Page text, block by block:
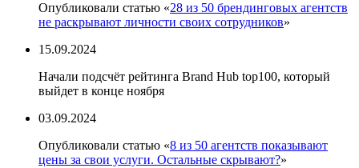
Опубликовали статью «28 из 50 брендинговых агентств
не раскрывают личности своих сотрудников»
15.09.2024
Начали подсчёт рейтинга Brand Hub top100, который
выйдет в конце ноября
03.09.2024
Опубликовали статью «8 из 50 агентств показывают
цены за свои услуги. Остальные скрывают?»